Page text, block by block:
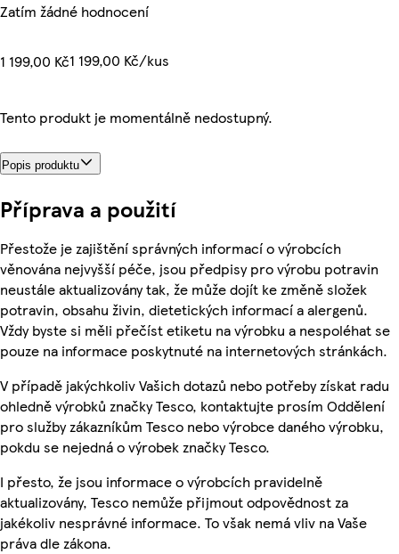
Zatím žádné hodnocení
1 199,00 Kč1 199,00 Kč/kus
Tento produkt je momentálně nedostupný.
Popis produktu
Příprava a použití
Přestože je zajištění správných informací o výrobcích
věnována nejvyšší péče, jsou předpisy pro výrobu potravin
neustále aktualizovány tak, že může dojít ke změně složek
potravin, obsahu živin, dietetických informací a alergenů.
Vždy byste si měli přečíst etiketu na výrobku a nespoléhat se
pouze na informace poskytnuté na internetových stránkách.
V případě jakýchkoliv Vašich dotazů nebo potřeby získat radu
ohledně výrobků značky Tesco, kontaktujte prosím Oddělení
pro služby zákazníkům Tesco nebo výrobce daného výrobku,
pokdu se nejedná o výrobek značky Tesco.
I přesto, že jsou informace o výrobcích pravidelně
aktualizovány, Tesco nemůže přijmout odpovědnost za
jakékoliv nesprávné informace. To však nemá vliv na Vaše
práva dle zákona.